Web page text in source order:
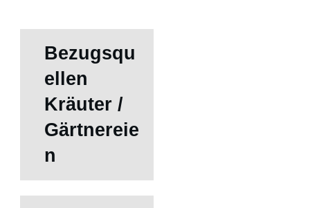
Bezugsqu
ellen
Kräuter /
Gärtnereie
n